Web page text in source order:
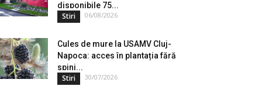
disponibile 75...
Stiri 06/08/2026
Cules de mure la USAMV Cluj-
Napoca: acces în plantația fără
spini...
Stiri 30/07/2026